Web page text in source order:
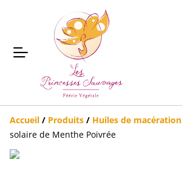
Accueil / Produits / Huiles de macération
solaire de Menthe Poivrée